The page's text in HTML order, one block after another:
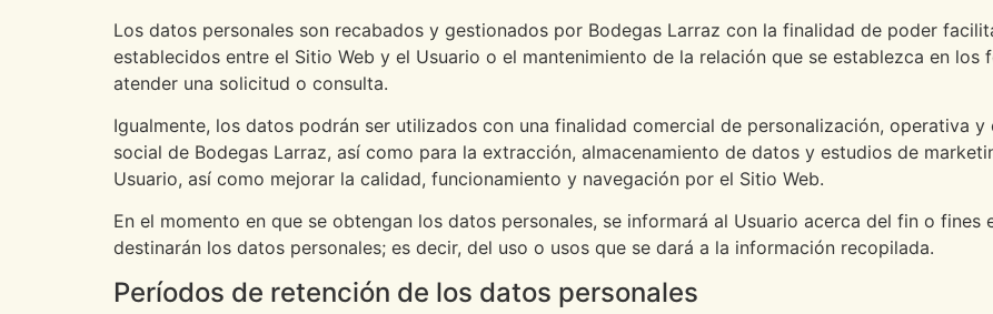
Los datos personales son recabados y gestionados por Bodegas Larraz con la finalidad de poder
establecidos entre el Sitio Web y el Usuario o el mantenimiento de la relación que se establezca en
atender una solicitud o consulta.
Igualmente, los datos podrán ser utilizados con una finalidad comercial de personalización, operativa
social de Bodegas Larraz, así como para la extracción, almacenamiento de datos y estudios de
Usuario, así como mejorar la calidad, funcionamiento y navegación por el Sitio Web.
En el momento en que se obtengan los datos personales, se informará al Usuario acerca del fin o
destinarán los datos personales; es decir, del uso o usos que se dará a la información recopilada.
Períodos de retención de los datos personales